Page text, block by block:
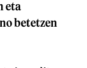
eta
betetzen